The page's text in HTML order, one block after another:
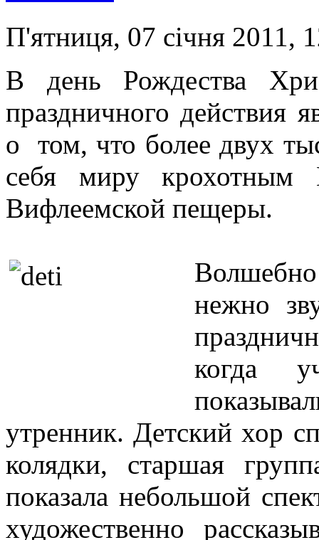
П'ятниця, 07 січня 2011,
В день Рождества
праздничного действия
о том, что более двух
себя миру крохотным
Вифлеемской пещеры.
Волшебно
нежно
когда
утренник. Детский хор
колядки, старшая
показала небольшой
художественно